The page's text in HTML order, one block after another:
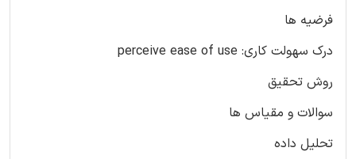
فرضیه ها
درک سهولت کاری: perceive ease of use
روش تحقیق
سوالات و مقیاس ها
تحلیل داده